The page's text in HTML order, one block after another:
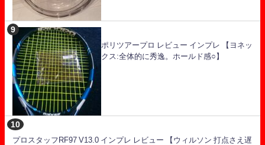
ポリツアープロ レビュー インプレ 【ヨネッ
クス:全体的に秀逸。ホールド感○】
プロスタッフRF97 V13.0 インプレ レビュー 【ウィルソン 打点さえ遅